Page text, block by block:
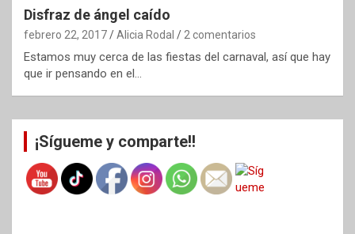
Disfraz de ángel caído
febrero 22, 2017 Alicia Rodal 2 comentarios
Estamos muy cerca de las fiestas del carnaval, así que hay
que ir pensando en el…
¡Sígueme y comparte!!